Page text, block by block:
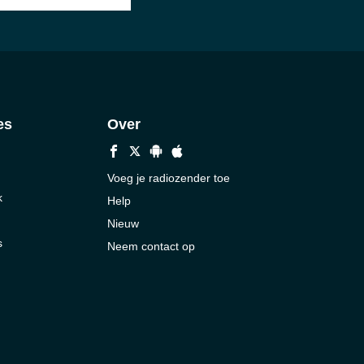
Over
Voeg je radiozender toe
Help
Nieuw
Neem contact op